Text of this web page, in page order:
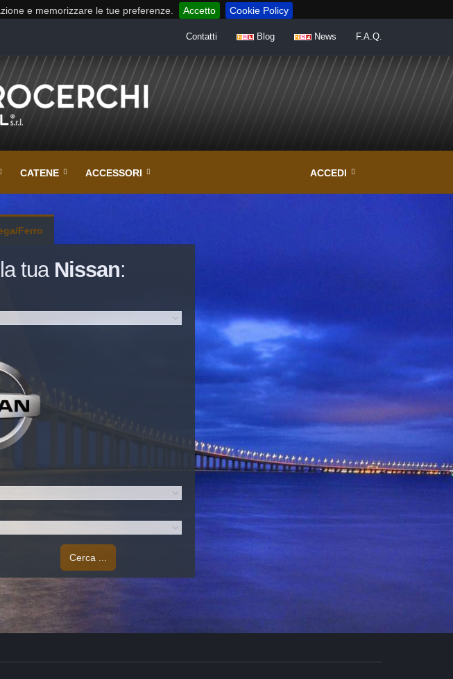
e memorizzare le tue preferenze. Accetto Cookie Policy
Contatti Blog News F.A.Q.
CATENE ACCESSORI ACCEDI
Ferro
tua Nissan:
Cerca ...